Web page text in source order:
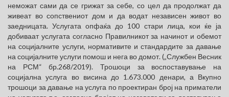
неможат сами да се грижат за себе, со цел да продолжат да
живеат во сопствениот дом и да водат независен живот во
заедницата. Услугата опфаќа до 100 стари лица, кои ќе ја
добиваат услугата согласно Правилникот за начинот и обемот
на социјалните услуги, нормативите и стандардите за давање
на социјалните услуги помош и нега во домот. („Службен Весник
на РСМ“ бр.268/2019). Трошоци за воспоставување на
социјална услуга во висина до 1.673.000 денари, а Вкупно
трошоци за давање на услуга по проектиран број на приматели